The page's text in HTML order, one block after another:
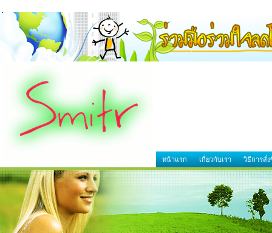
หน้าแรก เกี่ยวกับเรา วิธีการสั่ง